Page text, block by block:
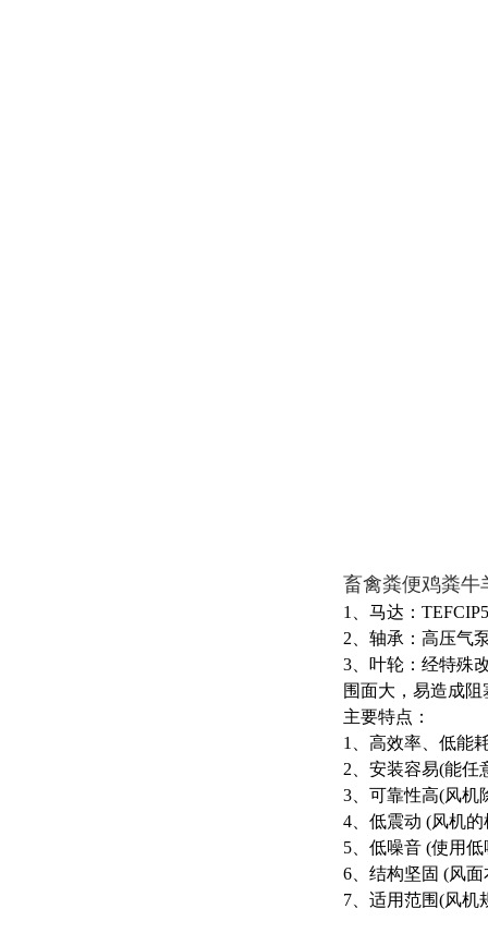
畜禽粪便鸡粪牛
1、马达：
2、轴承：高压
3、叶轮：经特殊
围面大，易造成
主要特点：
1、高效率、低能
2、安装容易(能
3、可靠性高(风
4、低震动 (风机
5、低噪音 (使用
6、结构坚固 (风
7、适用范围(风机